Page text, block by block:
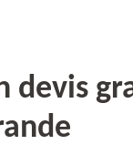
devis